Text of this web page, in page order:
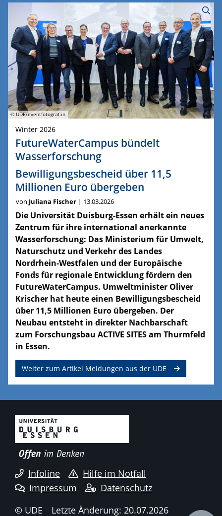
© UDE/eventfotograf.in
Winter 2026
FutureWaterCampus bündelt
Wasserforschung
Bewilligungsbescheid über 11,5
Millionen Euro übergeben
von Juliana Fischer 13.03.2026
Die Universität Duisburg-Essen erhält ein neues
Zentrum für ihre international anerkannte
Wasserforschung: Das Ministerium für Umwelt,
Naturschutz und Verkehr des Landes
Nordrhein-Westfalen und der Europäische
Fonds für regionale Entwicklung fördern den
FutureWaterCampus. Umweltminister Oliver
Krischer hat heute einen Bewilligungsbescheid
über 11,5 Millionen Euro übergeben. Der
Neubau entsteht in direkter Nachbarschaft
zum Forschungsbau ACTIVE SITES am Thurmfeld
in Essen.
Weiter zum Artikel Meldungen aus der UDE
Infoline
Hilfe im Notfall
Impressum
Datenschutz
© UDE
Letzte Änderung: 20.07.2026